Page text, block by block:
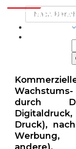
durch
Druck),
Werbung,